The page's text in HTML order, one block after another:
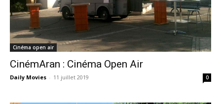
Cinéma open air
CinémAran : Cinéma Open Air
Daily Movies - 11 juillet 2019 0